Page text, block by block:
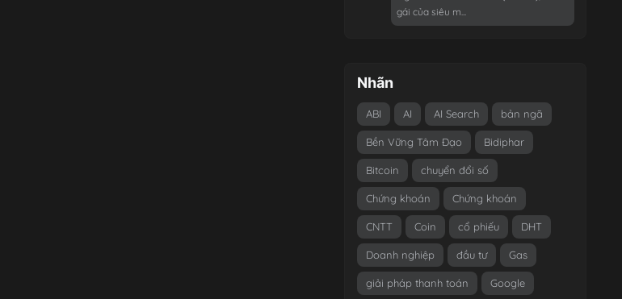
gái của siêu m...
Nhãn
ABI AI AI Search bản ngã
Bền Vững Tâm Đạo Bidiphar
Bitcoin chuyển đổi số
Chứng khoán Chứng khoán
CNTT Coin cổ phiếu DHT
Doanh nghiệp đầu tư Gas
giải pháp thanh toán Google